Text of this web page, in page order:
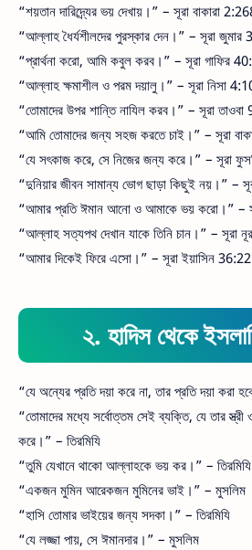
“শয়তান দারিদ্র্যের ভয় দেখায়।” – সূরা বাকারা
“আল্লাহ ধৈর্যশীলদের পুরস্কার দেন।” – সূরা জুমার
“প্রার্থনা করো, আমি কবুল করব।” – সূরা গাফির
“আল্লাহ ক্ষমাশীল ও পরম দয়ালু।” – সূরা নিসা
“তোমাদের উপর শান্তি নাযিল করব।” – সূরা
“আমি তোমাদের জন্য সহজ করতে চাই।” – সূরা
“যে সৎকাজ করে, সে নিজের জন্য করে।” – সূরা
“দুনিয়ার জীবন সামান্য ভোগ ছাড়া কিছুই নয়।” –
“আমার প্রতি ঈমান আনো ও আমাকে ভয় করো।” –
“আল্লাহ সত্যপথ দেখান যাকে তিনি চান।” – সূরা
“আমার দিকেই ফিরে এসো।” – সূরা ইয়াসিন 36:22
২. হাদিস থেকে
“যে অন্যের প্রতি দয়া করে না, তার প্রতি দয়া করা
“তোমাদের মধ্যে সর্বোত্তম সেই ব্যক্তি, যে তার
করে।” – তিরমিযি
“তুমি যেখানে থাকো আল্লাহকে ভয় কর।” – তিরমিযি
“একজন মুমিন আরেকজন মুমিনের ভাই।” – মুসলিম
“হাসি তোমার ভাইয়ের জন্য সদকা।” – তিরমিযি
“যে লজ্জা পায়, সে ঈমানদার।” – মুসলিম